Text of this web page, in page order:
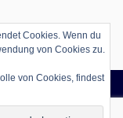
Cookies. Wenn du
von Cookies zu.
von Cookies, findest